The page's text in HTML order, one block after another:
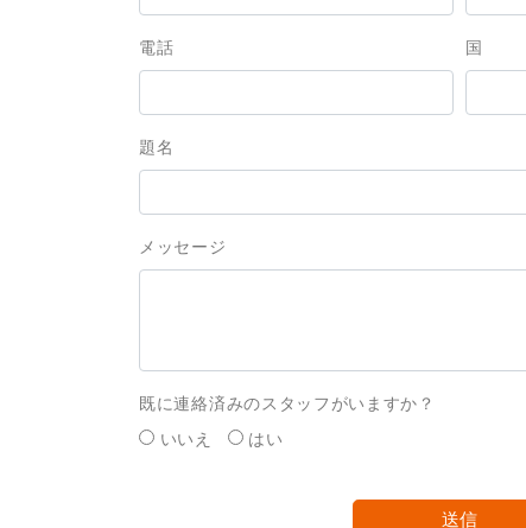
電話 国
題名
メッセージ
既に連絡済みのスタッフがいますか？
いいえ
はい
送信